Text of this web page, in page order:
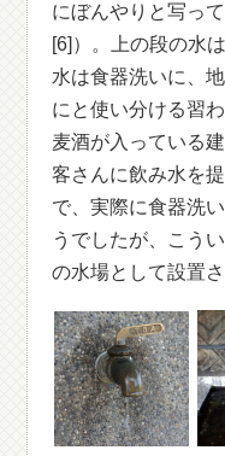
にぼんやりと写っ
[6]）。上の段の水
水は食器洗いに、
にと使い分ける習
麦酒が入っている
客さんに飲み水を
で、実際に食器洗
うでしたが、こう
の水場として設置